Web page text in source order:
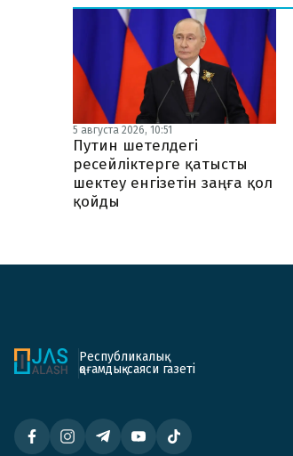
5 августа 2026, 10:51
Путин шетелдегі
ресейліктерге қатысты
шектеу енгізетін заңға қол
қойды
Республикалық
қоғамдық-саяси газеті